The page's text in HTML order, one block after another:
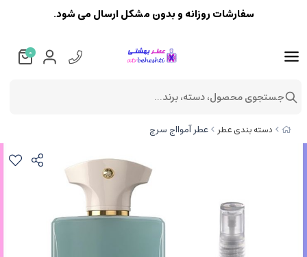
دسته بندی عطر عطر آموااج سرچ
سفارشات روزانه و بدون مشکل ارسال می شود.
0
جستجوی محصول، دسته، برند...